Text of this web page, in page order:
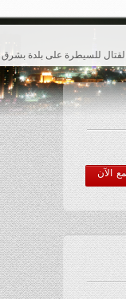
على بلدة بشرق أوكرانيا